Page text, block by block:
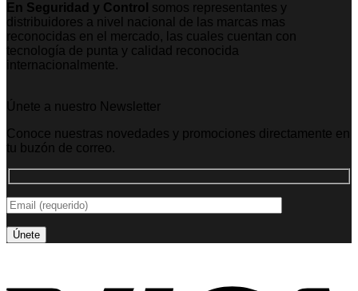
En Seguridad y Control somos representantes y
distribuidores a nivel nacional de las marcas mas
reconocidas en el mercado, las cuales cuentan con
tecnología de punta y calidad reconocida
internacionalmente.
Únete a nuestro Newsletter
Conoce nuestras novedades y promociones directamente en
tu buzón de correo.